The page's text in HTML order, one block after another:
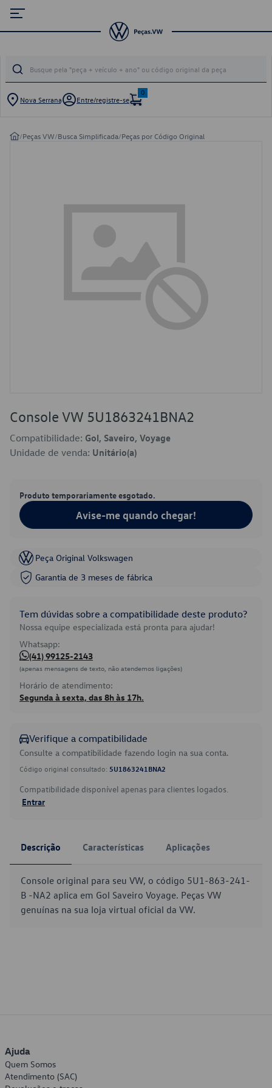
Nova Serrana Entre/registre-se
0
/Peças VW/Busca Simplificada/Peças por Código Original
Console VW 5U1863241BNA2
Compatibilidade: Gol, Saveiro, Voyage
Unidade de venda: Unitário(a)
Produto temporariamente esgotado.
Avise-me quando chegar!
Peça Original Volkswagen
Garantia de 3 meses de fábrica
Tem dúvidas sobre a compatibilidade deste produto?
Nossa equipe especializada está pronta para ajudar!
Whatsapp:
(41) 99125-2143
(apenas mensagens de texto, não atendemos ligações)
Horário de atendimento:
Segunda à sexta, das 8h às 17h.
Verifique a compatibilidade
Consulte a compatibilidade fazendo login na sua conta.
Código original consultado: 5U1863241BNA2
Compatibilidade disponível apenas para clientes logados.
Entrar
Descrição Características Aplicações
Console original para seu VW, o código 5U1-863-241-
B -NA2 aplica em Gol Saveiro Voyage. Peças VW
genuínas na sua loja virtual oficial da VW.
Ajuda
Quem Somos
Atendimento (SAC)